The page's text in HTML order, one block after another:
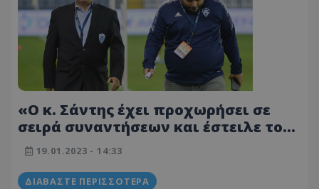
«Ο κ. Σάντης έχει προχωρήσει σε
σειρά συναντήσεων και έστειλε το
μήνυμα»
19.01.2023 - 14:33
ΔΙΑΒΆΣΤΕ ΠΕΡΙΣΣΌΤΕΡΑ